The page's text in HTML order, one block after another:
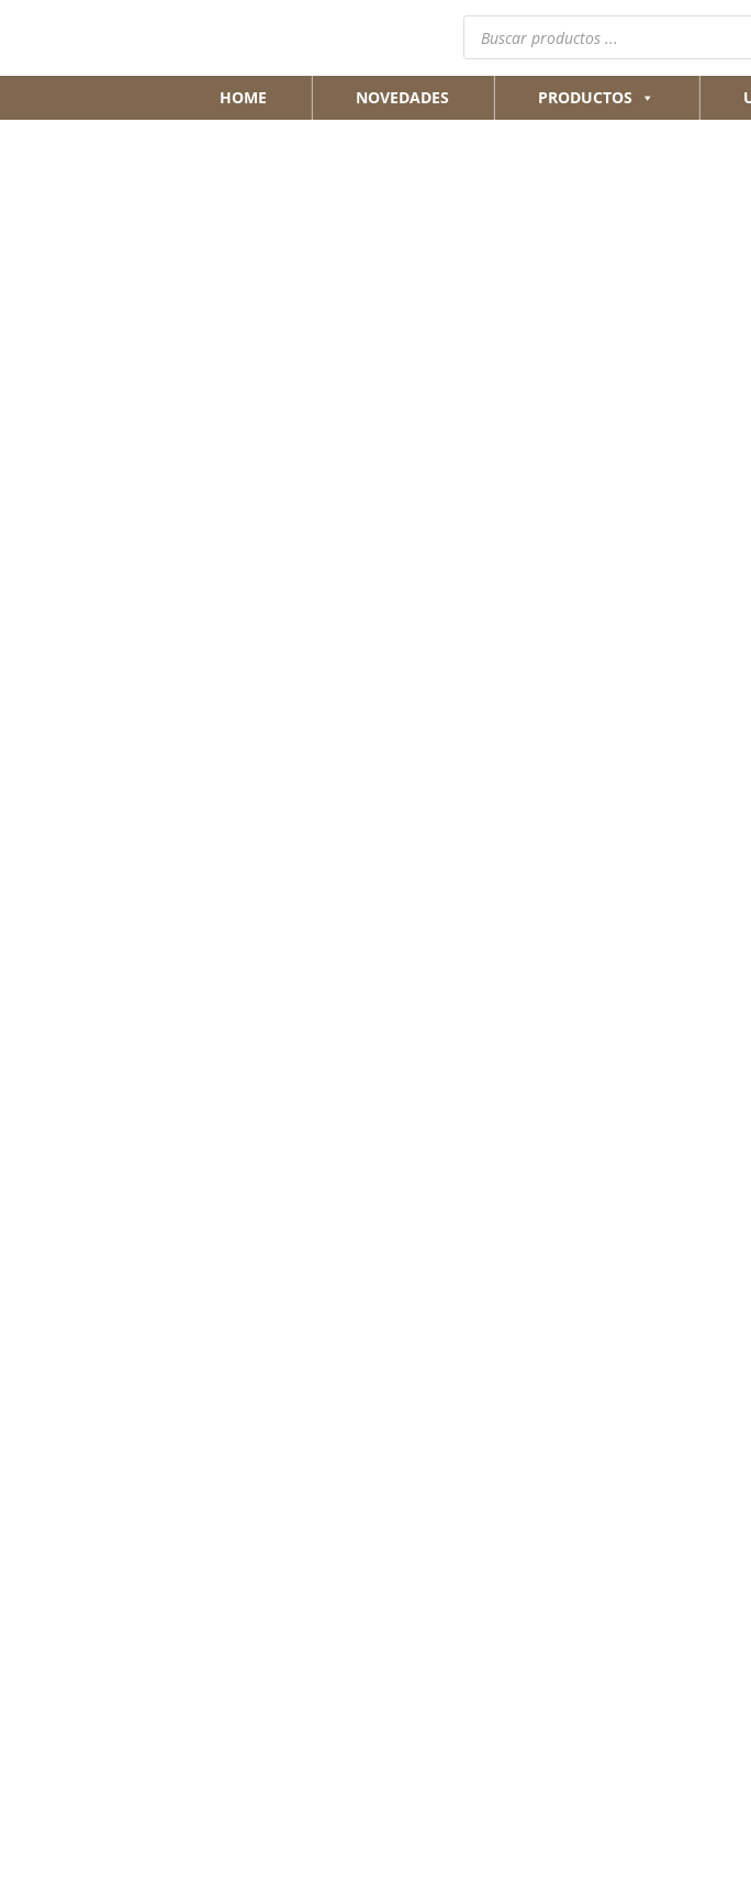
Búsqueda
productos
HOME NOVEDADES PRODUCTOS